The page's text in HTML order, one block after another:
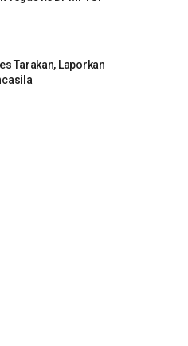
Tarakan, Laporkan